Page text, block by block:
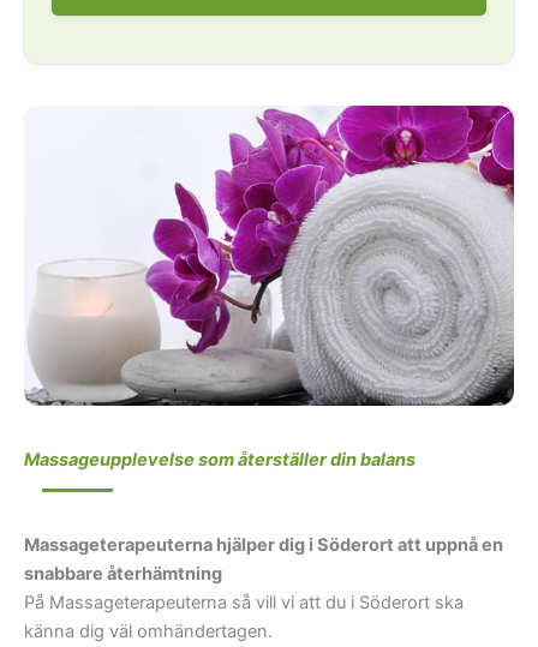
Massageupplevelse som återställer din balans
Massageterapeuterna hjälper dig i Söderort att uppnå en
snabbare återhämtning
På Massageterapeuterna så vill vi att du i Söderort ska
känna dig väl omhändertagen.